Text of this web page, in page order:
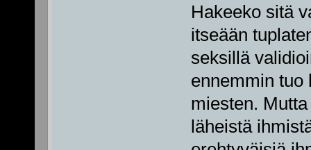
Hakeeko sitä
itseään
seksillä
ennemmin tuo
miesten.
läheistä